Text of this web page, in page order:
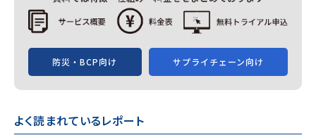
防災・BCP向け サプライチェーン向け
よく読まれているレポート